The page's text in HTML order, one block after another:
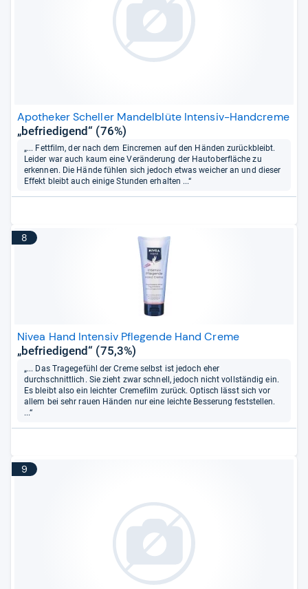
Apotheker Scheller Mandelblüte Intensiv-Handcreme
„befriedigend“ (76%)
„... Fettfilm, der nach dem Eincremen auf den Händen zurückbleibt.
Leider war auch kaum eine Veränderung der Hautoberfläche zu
erkennen. Die Hände fühlen sich jedoch etwas weicher an und dieser
Effekt bleibt auch einige Stunden erhalten ...“
8
Nivea Hand Intensiv Pflegende Hand Creme
„befriedigend“ (75,3%)
„... Das Tragegefühl der Creme selbst ist jedoch eher
durchschnittlich. Sie zieht zwar schnell, jedoch nicht vollständig ein.
Es bleibt also ein leichter Cremefilm zurück. Optisch lässt sich vor
allem bei sehr rauen Händen nur eine leichte Besserung feststellen.
...“
9